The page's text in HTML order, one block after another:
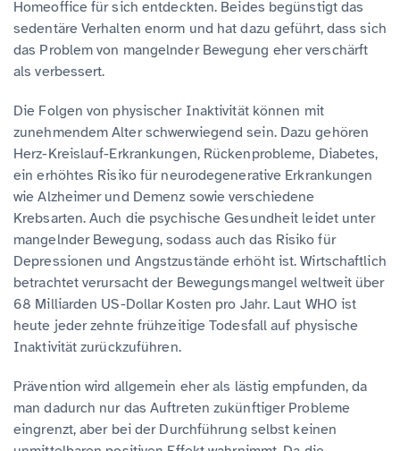
Homeoffice für sich entdeckten. Beides begünstigt das
sedentäre Verhalten enorm und hat dazu geführt, dass sich
das Problem von mangelnder Bewegung eher verschärft
als verbessert.
Die Folgen von physischer Inaktivität können mit
zunehmendem Alter schwerwiegend sein. Dazu gehören
Herz-Kreislauf-Erkrankungen, Rückenprobleme, Diabetes,
ein erhöhtes Risiko für neurodegenerative Erkrankungen
wie Alzheimer und Demenz sowie verschiedene
Krebsarten. Auch die psychische Gesundheit leidet unter
mangelnder Bewegung, sodass auch das Risiko für
Depressionen und Angstzustände erhöht ist. Wirtschaftlich
betrachtet verursacht der Bewegungsmangel weltweit über
68 Milliarden US-Dollar Kosten pro Jahr. Laut WHO ist
heute jeder zehnte frühzeitige Todesfall auf physische
Inaktivität zurückzuführen.
Prävention wird allgemein eher als lästig empfunden, da
man dadurch nur das Auftreten zukünftiger Probleme
eingrenzt, aber bei der Durchführung selbst keinen